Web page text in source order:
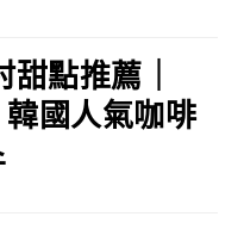
點推薦｜
國人氣咖啡